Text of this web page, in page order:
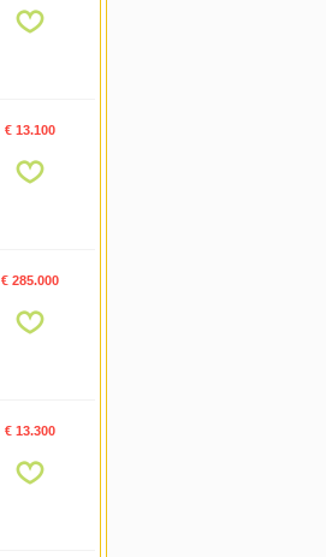
€ 13.100
€ 285.000
€ 13.300